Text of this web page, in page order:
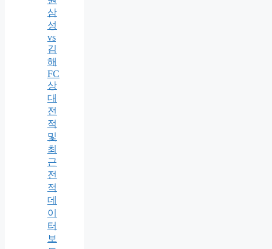
삼
성
vs
김
해
FC
상
대
전
적
및
최
근
전
적
데
이
터
보